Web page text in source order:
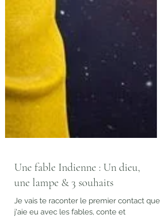
Une fable Indienne : Un dieu,
une lampe & 3 souhaits